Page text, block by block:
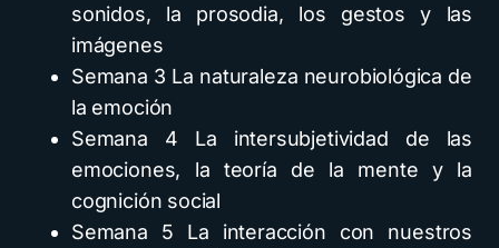
sonidos, la prosodia, los gestos y las
imágenes
Semana 3 La naturaleza neurobiológica de
la emoción
Semana 4 La intersubjetividad de las
emociones, la teoría de la mente y la
cognición social
Semana 5 La interacción con nuestros